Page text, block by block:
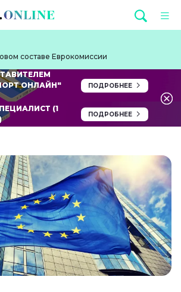
составе Еврокомиссии
ОНЛАЙН"
ПОДРОБНЕЕ
(1
ПОДРОБНЕЕ